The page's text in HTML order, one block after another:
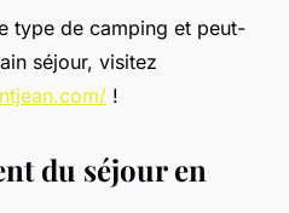
type de camping et peut-
séjour, visitez
!
du séjour en